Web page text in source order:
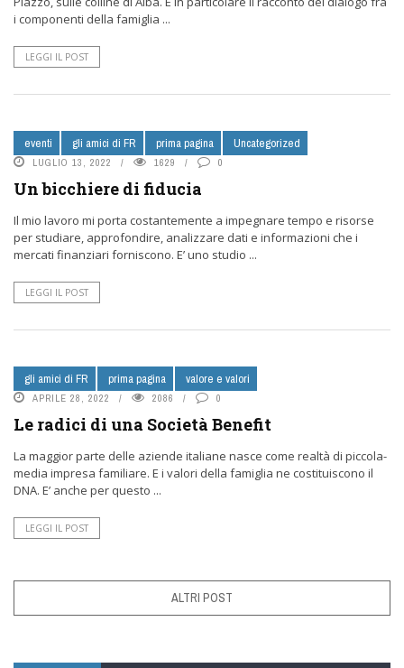
i componenti della famiglia ...
LEGGI IL POST
eventi gli amici di FR prima pagina Uncategorized
LUGLIO 13, 2022 1629 0
Un bicchiere di fiducia
Il mio lavoro mi porta costantemente a impegnare tempo e risorse
per studiare, approfondire, analizzare dati e informazioni che i
mercati finanziari forniscono. E’ uno studio ...
LEGGI IL POST
gli amici di FR prima pagina valore e valori
APRILE 28, 2022 2086 0
Le radici di una Società Benefit
La maggior parte delle aziende italiane nasce come realtà di piccola-
media impresa familiare. E i valori della famiglia ne costituiscono il
DNA. E’ anche per questo ...
LEGGI IL POST
ALTRI POST